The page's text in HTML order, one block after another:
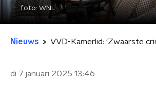
foto: WNL
Nieuws
di 7 januari 2025 13:46